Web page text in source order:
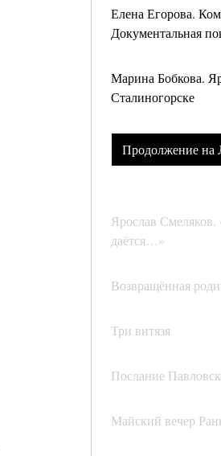
Елена Егорова.
Документальная
Марина Бобкова.
Сталиногорске
Продолжение на
Ярослав
даётся…»
Возвращённая
Три витязя
Послание
Майский вечер